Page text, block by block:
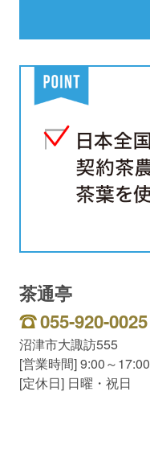
茶通亭
055-920-0025
沼津市大諏訪555
[営業時間] 9:00～17:00
[定休日] 日曜・祝日